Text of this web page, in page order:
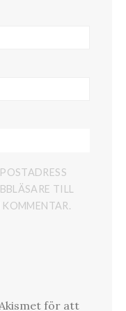
TILL
för att